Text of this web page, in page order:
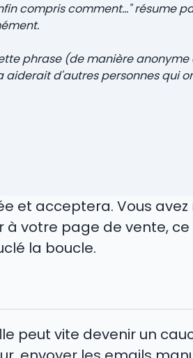
compris comment..." résume
phrase (de manière
d'autres personnes qui
et acceptera. Vous
votre page de vente,
la boucle.
peut vite devenir un